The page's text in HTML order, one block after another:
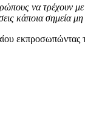
να τρέχουν
κάποια σημεία
εκπροσωπώντας